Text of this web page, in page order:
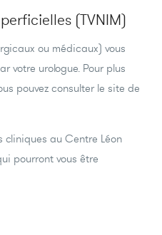
(TVNIM)
ou médicaux) vous
votre urologue. Pour plus
pouvez consulter le site de
cliniques au Centre Léon
pourront vous être